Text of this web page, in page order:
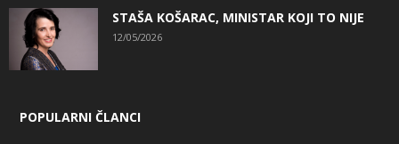
STAŠA KOŠARAC, MINISTAR KOJI TO NIJE
12/05/2026
POPULARNI ČLANCI